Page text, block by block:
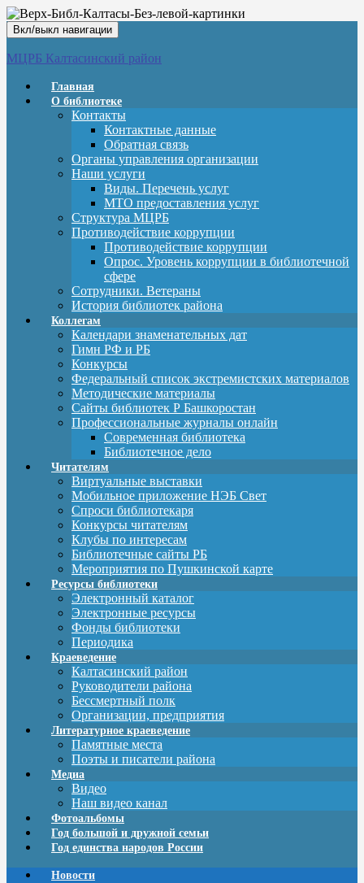
Вкл/выкл навигации
МЦРБ Калтасинский район
Главная
О библиотеке
Контакты
Контактные данные
Обратная связь
Органы управления организации
Наши услуги
Виды. Перечень услуг
МТО предоставления услуг
Структура МЦРБ
Противодействие коррупции
Противодействие коррупции
Опрос. Уровень коррупции в библиотечной
сфере
Сотрудники. Ветераны
История библиотек района
Коллегам
Календари знаменательных дат
Гимн РФ и РБ
Конкурсы
Федеральный список экстремистских материалов
Методические материалы
Сайты библиотек Р Башкоростан
Профессиональные журналы онлайн
Современная библиотека
Библиотечное дело
Читателям
Виртуальные выставки
Мобильное приложение НЭБ Свет
Спроси библиотекаря
Конкурсы читателям
Клубы по интересам
Библиотечные сайты РБ
Мероприятия по Пушкинской карте
Ресурсы библиотеки
Электронный каталог
Электронные ресурсы
Фонды библиотеки
Периодика
Краеведение
Калтасинский район
Руководители района
Бессмертный полк
Организации, предприятия
Литературное краеведение
Памятные места
Поэты и писатели района
Медиа
Видео
Наш видео канал
Фотоальбомы
Год большой и дружной семьи
Год единства народов России
Новости